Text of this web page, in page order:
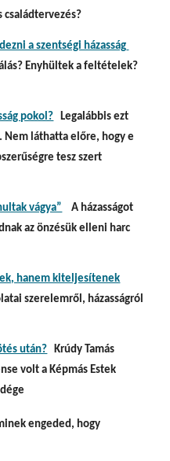
családtervezés?
a szentségi házasság
Enyhültek a feltételek?
pokol?
   Legalábbis ezt
Nem láthatta előre, hogy e
tesz szert
vágya”
    A házasságot
az önzésük elleni harc
hanem kiteljesítenek
szerelemről, házasságról
után?
   Krúdy Tamás
volt a Képmás Estek
engeded, hogy